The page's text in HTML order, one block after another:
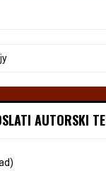
AUTORSKI